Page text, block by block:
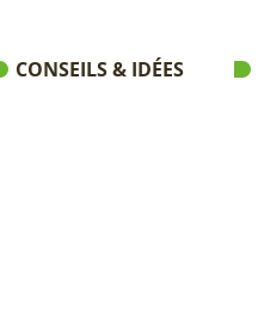
CONSEILS & IDÉES